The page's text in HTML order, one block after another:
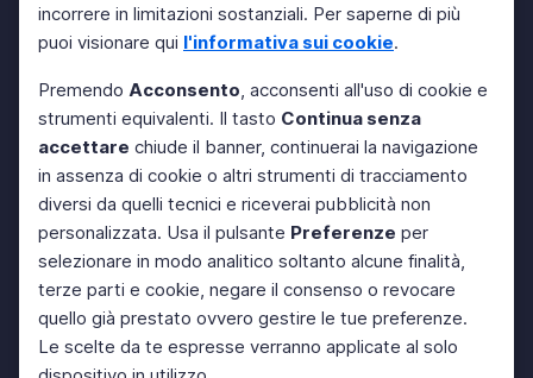
incorrere in limitazioni sostanziali. Per saperne di più
puoi visionare qui l'informativa sui cookie.
Premendo Acconsento, acconsenti all'uso di cookie e
strumenti equivalenti. Il tasto Continua senza
accettare chiude il banner, continuerai la navigazione
in assenza di cookie o altri strumenti di tracciamento
diversi da quelli tecnici e riceverai pubblicità non
personalizzata. Usa il pulsante Preferenze per
selezionare in modo analitico soltanto alcune finalità,
terze parti e cookie, negare il consenso o revocare
quello già prestato ovvero gestire le tue preferenze.
Le scelte da te espresse verranno applicate al solo